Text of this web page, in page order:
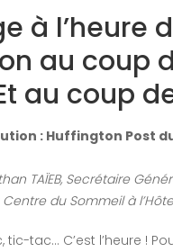
à l’heure
au coup
au coup
: Huffington Post
TAÏEB, Secrétaire
du Sommeil à
tac… C’est l’heure !